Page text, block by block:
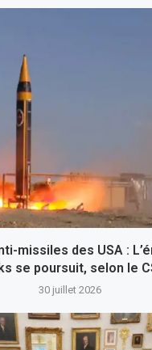
missiles des USA :
se poursuit, selon le
30 juillet 2026